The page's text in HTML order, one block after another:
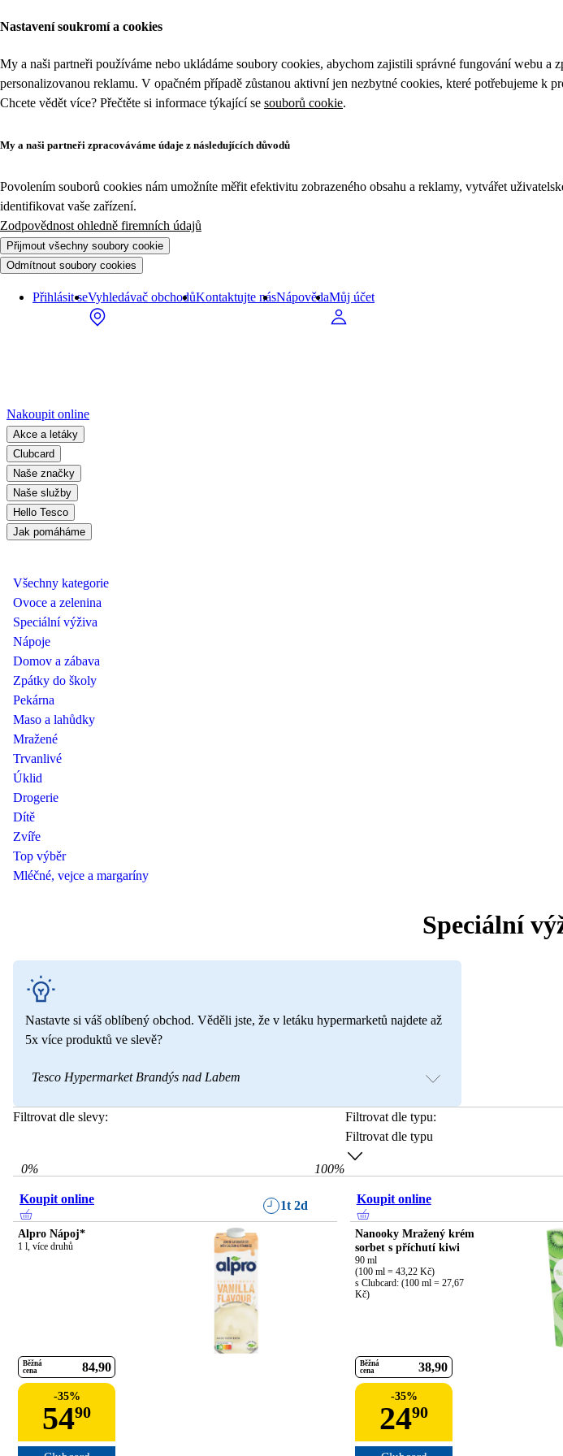
Nastavení soukromí a cookies
My a naši partneři používáme nebo ukládáme soubory cookies, abychom zajistili správné fungování webu
personalizovanou reklamu. V opačném případě zůstanou aktivní jen nezbytné cookies, které potřebujeme k
Chcete vědět více? Přečtěte si informace týkající se souborů cookie.
My a naši partneři zpracováváme údaje z následujících důvodů
Povolením souborů cookies nám umožníte měřit efektivitu zobrazeného obsahu a reklamy, vytvářet
identifikovat vaše zařízení.
Zodpovědnost ohledně firemních údajů
Přijmout všechny soubory cookie
Odmítnout soubory cookies
Přihlásit seVyhledávač obchodůKontaktujte násNápovědaMůj účet
Nakoupit online
Akce a letáky
Clubcard
Naše značky
Naše služby
Hello Tesco
Jak pomáháme
Všechny kategorie
Ovoce a zelenina
Speciální výživa
Nápoje
Domov a zábava
Zpátky do školy
Pekárna
Maso a lahůdky
Mražené
Trvanlivé
Úklid
Drogerie
Dítě
Zvíře
Top výběr
Mléčné, vejce a margaríny
Speciální
Nastavte si váš oblíbený obchod. Věděli jste, že v letáku hypermarketů najdete až
5x více produktů ve slevě?
Tesco Hypermarket Brandýs nad Labem
Filtrovat dle slevy:
0% 100%
Filtrovat dle typu:
Filtrovat dle typu
Koupit online 1t 2d
Alpro Nápoj*
1 l, více druhů
Běžná
cena
84 90
-35%
5490
Koupit online
Nanooky Mražený krém
sorbet s příchutí kiwi
90 ml
(100 ml = 43,22 Kč)
s Clubcard: (100 ml = 27,67
Kč)
Běžná
cena
38 90
-35%
2490